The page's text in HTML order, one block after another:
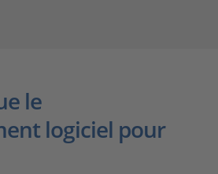
le
logiciel pour